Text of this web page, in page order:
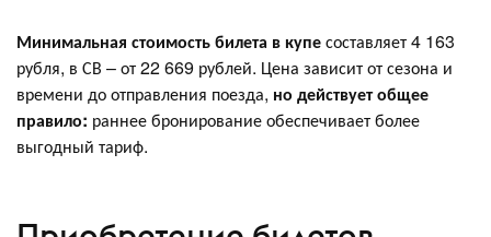
Минимальная стоимость билета в купесоставляет 4 163
рубля, в СВ – от 22 669 рублей. Цена зависит от сезона и
времени до отправления поезда, но действует общее
правило: раннее бронирование обеспечивает более
выгодный тариф.